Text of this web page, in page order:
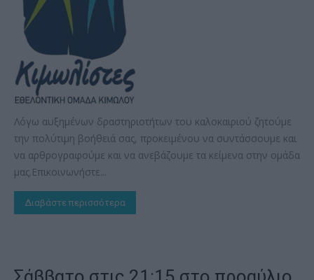
Λόγω αυξημένων δραστηριοτήτων του καλοκαιριού ζητούμε
την πολύτιμη βοήθειά σας, προκειμένου να συντάσσουμε και
να αρθρογραφούμε και να ανεβάζουμε τα κείμενα στην ομάδα
μας.Επικοινωνήστε...
Διαβάστε περισσότερα